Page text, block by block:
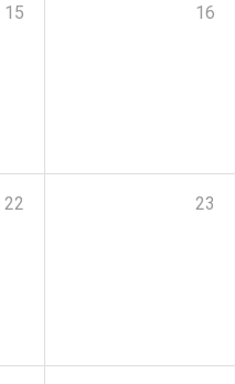
15 16
22 23